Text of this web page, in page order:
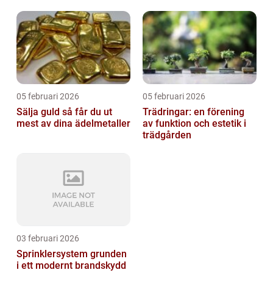
05 februari 2026
Sälja guld så får du ut
mest av dina ädelmetaller
05 februari 2026
Trädringar: en förening
av funktion och estetik i
trädgården
03 februari 2026
Sprinklersystem grunden
i ett modernt brandskydd